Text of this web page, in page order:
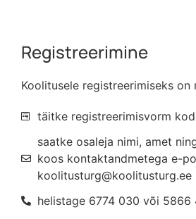
Registreerimine
Koolitusele registreerimiseks on
täitke registreerimisvorm
saatke osaleja nimi, amet
koos kontaktandmetega e-
koolitusturg@koolitusturg.ee
helistage 6774 030 või 5866